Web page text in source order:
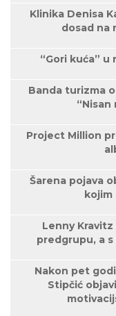
Klinika Denisa
dosad na
“Gori kuća”
Banda turizma
“Nisan
Project Million
Šarena pojava
kojim
Lenny
predgrupu, a
Nakon pet
Stipčić